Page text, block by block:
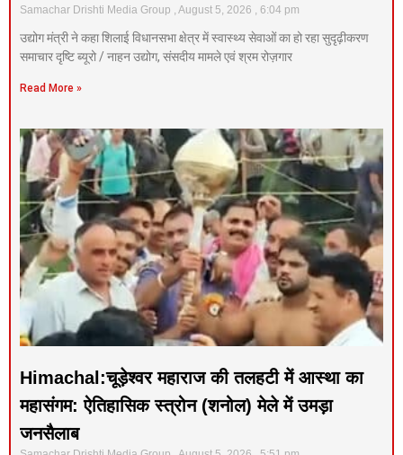
Samachar Drishti Media Group August 5, 2026 6:04 pm
उद्योग मंत्री ने कहा शिलाई विधानसभा क्षेत्र में स्वास्थ्य सेवाओं का हो रहा सुदृढ़ीकरण
समाचार दृष्टि ब्यूरो / नाहन उद्योग, संसदीय मामले एवं श्रम रोज़गार
Read More »
Himachal:चूड़ेश्वर महाराज की तलहटी में आस्था का
महासंगम: ऐतिहासिक स्त्रोन (शनोल) मेले में उमड़ा
जनसैलाब